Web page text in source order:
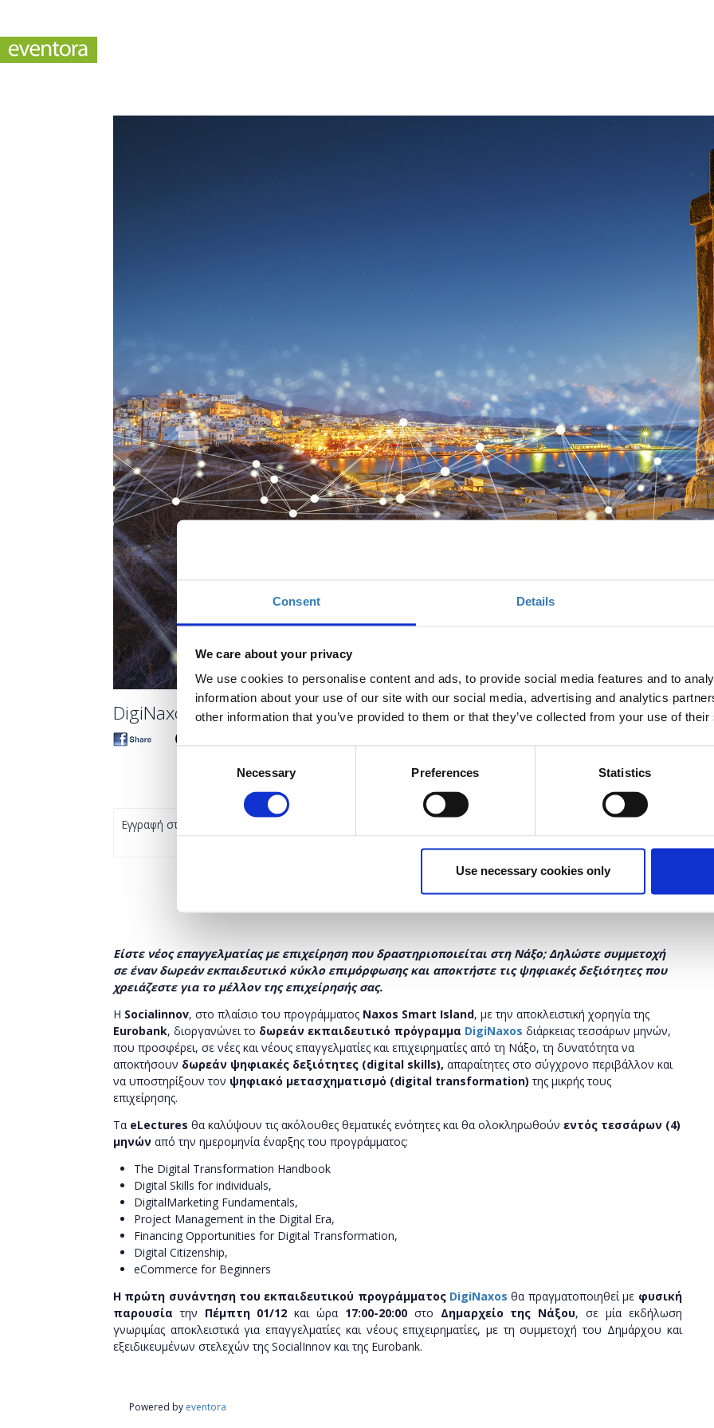
Consent Details
We care about your privacy
We use cookies to personalise content and ads, to provide social media features and to
information about your use of our site with our social media, advertising and analytics
other information that you’ve provided to them or that they’ve collected from your use of
Necessary Preferences Statistics
Use necessary cookies only
DigiNaxos - Δωρεάν εκπαιδευτικό πρόγραμμα ψηφιακών δεξιοτήτων για
Ποσότητα
Εγγραφή στο πρόγραμμα
έχει λήξει.
Είστε νέος επαγγελματίας με επιχείρηση που δραστηριοποιείται στη Νάξο; Δηλώστε συμμετοχή
σε έναν δωρεάν εκπαιδευτικό κύκλο επιμόρφωσης και αποκτήστε τις ψηφιακές δεξιότητες που
χρειάζεστε για το μέλλον της επιχείρησής σας.
H Socialinnov, στο πλαίσιο του προγράμματος Naxos Smart Island, με την αποκλειστική χορηγία της
Eurobank, διοργανώνει το δωρεάν εκπαιδευτικό πρόγραμμα DigiNaxos διάρκειας τεσσάρων μηνών,
που προσφέρει, σε νέες και νέους επαγγελματίες και επιχειρηματίες από τη Νάξο, τη δυνατότητα να
αποκτήσουν δωρεάν ψηφιακές δεξιότητες (digital skills), απαραίτητες στο σύγχρονο περιβάλλον και
να υποστηρίξουν τον ψηφιακό μετασχηματισμό (digital transformation)της μικρής τους
επιχείρησης.
Τα eLectures θα καλύψουν τις ακόλουθες θεματικές ενότητες και θα ολοκληρωθούν εντός τεσσάρων (4)
μηνών από την ημερομηνία έναρξης του προγράμματος:
The Digital​ Transformation​ Handbook
Digital Skills​ for individuals,
Digital​Marketing​ Fundamentals,
Project​ Management​ in the Digital​ Era, ​
Financing​ Opportunities​ for Digital​ Transformation,
Digital​ Citizenship,
eCommerce​ for Beginners
Η πρώτη συνάντηση του εκπαιδευτικού προγράμματος DigiNaxos θα πραγματοποιηθεί με φυσική
παρουσία την Πέμπτη 01/12 και ώρα 17:00-20:00στο Δημαρχείο της Νάξου, σε μία εκδήλωση
γνωριμίας αποκλειστικά για επαγγελματίες και νέους επιχειρηματίες, με τη συμμετοχή του Δημάρχου και
εξειδικευμένων στελεχών της SocialInnov και της Eurobank.
Powered by eventora